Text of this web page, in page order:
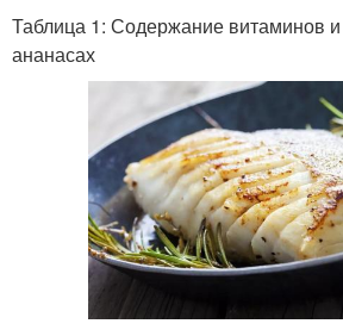
Таблица 1: Содержание витаминов
ананасах